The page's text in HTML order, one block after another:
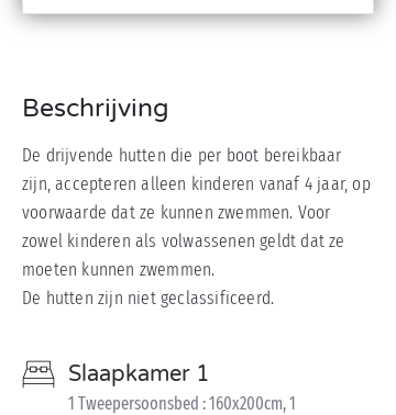
Beschrijving
De drijvende hutten die per boot bereikbaar
zijn, accepteren alleen kinderen vanaf 4 jaar, op
voorwaarde dat ze kunnen zwemmen. Voor
zowel kinderen als volwassenen geldt dat ze
moeten kunnen zwemmen.
De hutten zijn niet geclassificeerd.
Slaapkamer 1
1 Tweepersoonsbed : 160x200cm, 1